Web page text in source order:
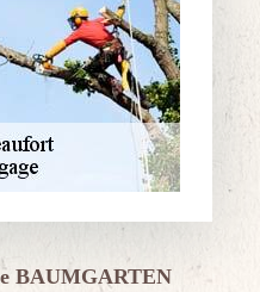
BAUMGARTEN